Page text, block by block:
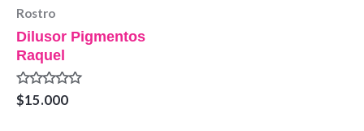
Rostro
Dilusor Pigmentos
Raquel
Valorado
en
$15.000